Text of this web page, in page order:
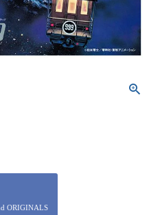
ORIGINALS